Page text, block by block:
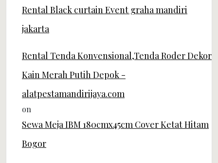
Rental Black curtain Event graha mandiri
jakarta
Rental Tenda Konvensional,Tenda Roder Dekor
Kain Merah Putih Depok -
alatpestamandirijaya.com
on
Sewa Meja IBM 180cmx45cm Cover Ketat Hitam
Bogor